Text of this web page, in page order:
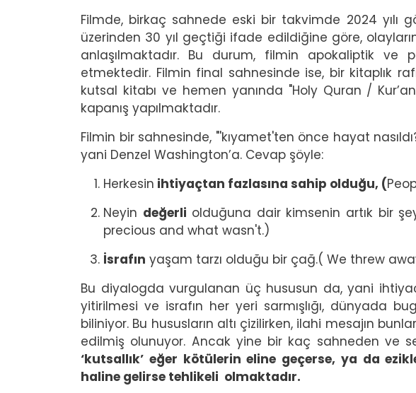
Filmde, birkaç sahnede eski bir takvimde 2024 yılı
üzerinden 30 yıl geçtiği ifade edildiğine göre,
anlaşılmaktadır. Bu durum, filmin apokaliptik ve
etmektedir. Filmin final sahnesinde ise, bir kitaplık
kutsal kitabı ve hemen yanında "Holy Quran /
kapanış yapılmaktadır.
Filmin bir sahnesinde, "'kıyamet'ten önce hayat
yani Denzel Washington’a. Cevap şöyle:
Herkesin ihtiyaçtan fazlasına sahip olduğu, (
Neyin değerli olduğuna dair kimsenin artık bir
precious and what wasn't.)
İsrafın yaşam tarzı olduğu bir çağ.( We threw
Bu diyalogda vurgulanan üç hususun da, yani
yitirilmesi ve israfın her yeri sarmışlığı, dünyada
biliniyor. Bu hususların altı çizilirken, ilahi mesajın
edilmiş olunuyor. Ancak yine bir kaç sahneden ve
‘kutsallık’ eğer kötülerin eline geçerse, ya da
haline gelirse tehlikeli olmaktadır.